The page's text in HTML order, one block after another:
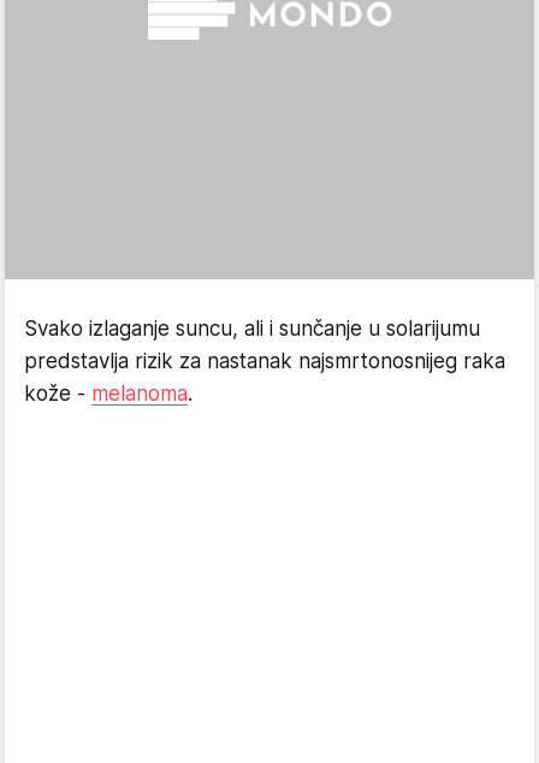
Svako izlaganje suncu, ali i sunčanje u solarijumu
predstavlja rizik za nastanak najsmrtonosnijeg raka
kože - melanoma.